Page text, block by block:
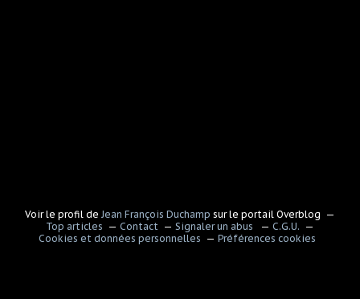
Voir le profil de Jean François Duchamp sur le portail Overblog
Top articles
Contact Signaler un abus
C.G.U.
Cookies et données personnelles
Préférences cookies